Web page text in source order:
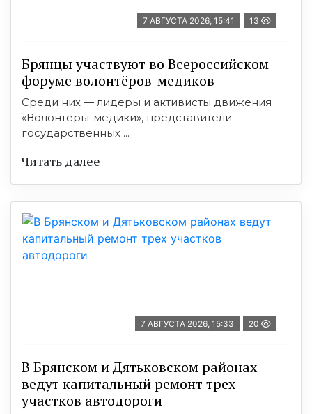
7 АВГУСТА 2026, 15:41 13
Брянцы участвуют во Всероссийском
форуме волонтёров-медиков
Среди них — лидеры и активисты движения
«Волонтёры-медики», представители
государственных ...
Читать далее
7 АВГУСТА 2026, 15:33 20
В Брянском и Дятьковском районах
ведут капитальный ремонт трех
участков автодороги